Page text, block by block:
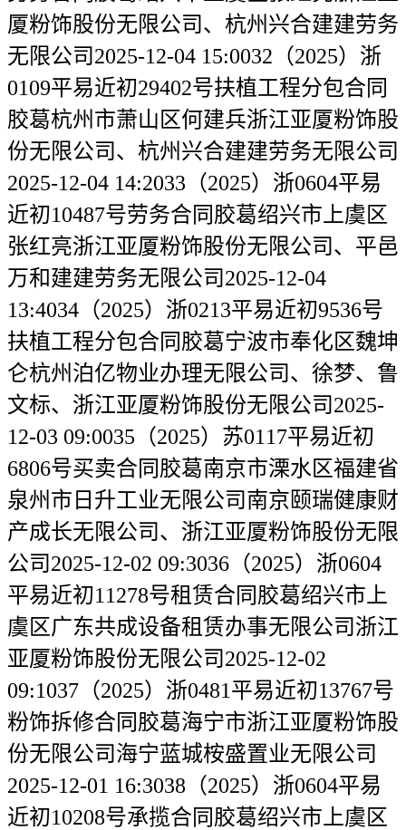
厦粉饰股份无限公司、杭州兴合建建劳务
无限公司2025-12-04 15:0032（2025）浙
0109平易近初29402号扶植工程分包合同
胶葛杭州市萧山区何建兵浙江亚厦粉饰股
份无限公司、杭州兴合建建劳务无限公司
2025-12-04 14:2033（2025）浙0604平易
近初10487号劳务合同胶葛绍兴市上虞区
张红亮浙江亚厦粉饰股份无限公司、平邑
万和建建劳务无限公司2025-12-04
13:4034（2025）浙0213平易近初9536号
扶植工程分包合同胶葛宁波市奉化区魏坤
仑杭州泊亿物业办理无限公司、徐梦、鲁
文标、浙江亚厦粉饰股份无限公司2025-
12-03 09:0035（2025）苏0117平易近初
6806号买卖合同胶葛南京市溧水区福建省
泉州市日升工业无限公司南京颐瑞健康财
产成长无限公司、浙江亚厦粉饰股份无限
公司2025-12-02 09:3036（2025）浙0604
平易近初11278号租赁合同胶葛绍兴市上
虞区广东共成设备租赁办事无限公司浙江
亚厦粉饰股份无限公司2025-12-02
09:1037（2025）浙0481平易近初13767号
粉饰拆修合同胶葛海宁市浙江亚厦粉饰股
份无限公司海宁蓝城桉盛置业无限公司
2025-12-01 16:3038（2025）浙0604平易
近初10208号承揽合同胶葛绍兴市上虞区